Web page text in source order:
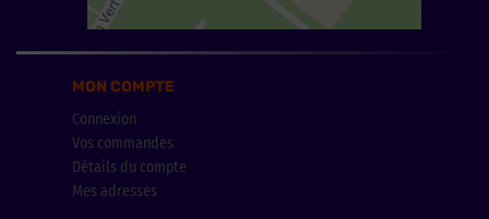
MON COMPTE
Connexion
Vos commandes
Détails du compte
Mes adresses